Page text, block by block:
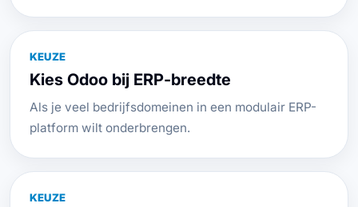
KEUZE
Kies Odoo bij ERP-breedte
Als je veel bedrijfsdomeinen in een modulair ERP-
platform wilt onderbrengen.
KEUZE